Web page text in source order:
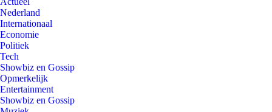
Nederland
Internationaal
Economie
Politiek
Tech
Showbiz en Gossip
Opmerkelijk
Entertainment
Showbiz en Gossip